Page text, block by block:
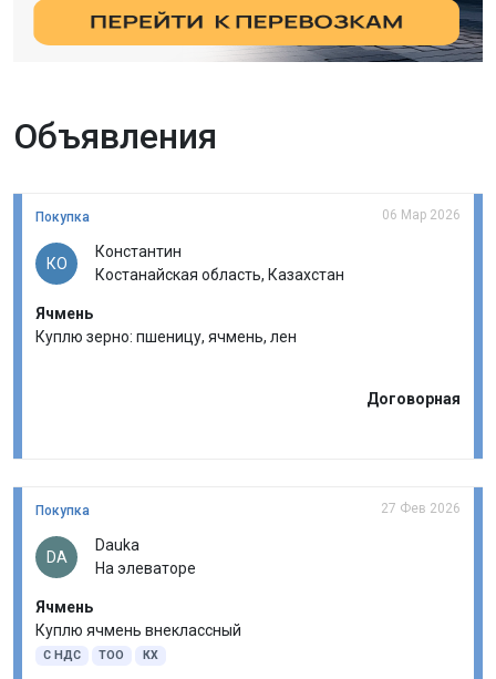
Объявления
Покупка 06 Мар 2026
КО
Константин
Костанайская область, Казахстан
Ячмень
Куплю зерно: пшеницу, ячмень, лен
Договорная
Покупка 27 Фев 2026
DA
Dauka
На элеваторе
Ячмень
Куплю ячмень внеклассный
С НДС ТОО КХ